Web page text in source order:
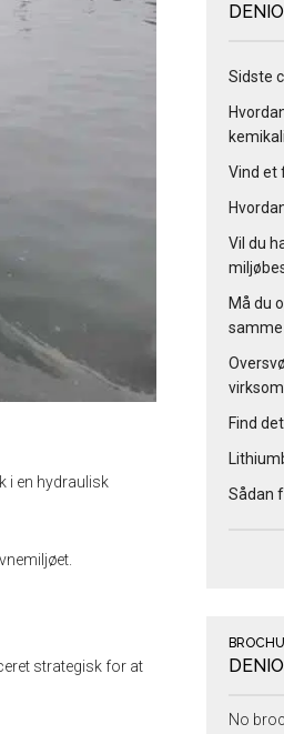
i en hydraulisk
strategisk for at
Sidste
Vind et
Vil du
Må du
Find
Sådan
No